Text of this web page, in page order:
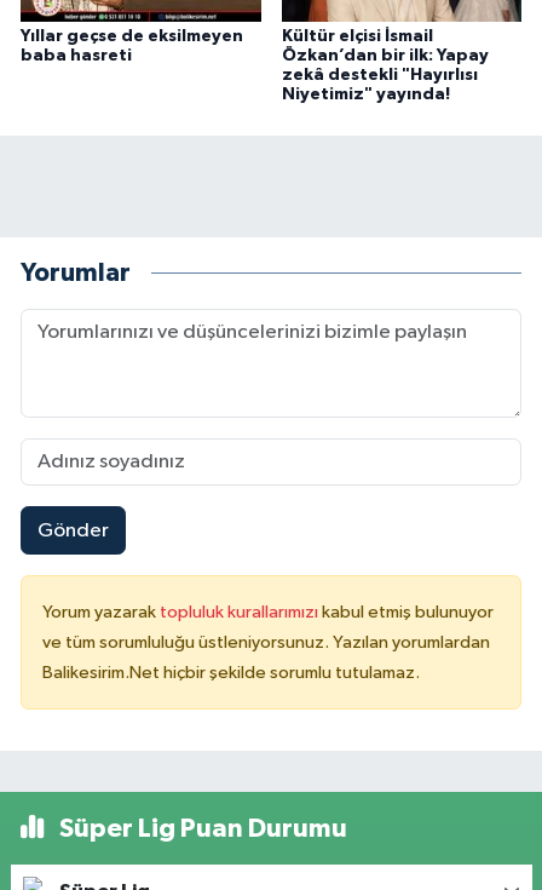
Yıllar geçse de eksilmeyen
baba hasreti
Kültür elçisi İsmail
Özkan’dan bir ilk: Yapay
zekâ destekli "Hayırlısı
Niyetimiz" yayında!
Yorumlar
Gönder
Yorum yazarak topluluk kurallarımızı kabul etmiş bulunuyor
ve tüm sorumluluğu üstleniyorsunuz. Yazılan yorumlardan
Balikesirim.Net hiçbir şekilde sorumlu tutulamaz.
Süper Lig Puan Durumu